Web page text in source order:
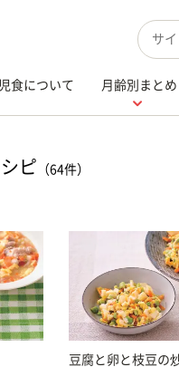
検索キ
食について 月齢別まとめ
ピ （64件）
豆腐と卵と枝豆の